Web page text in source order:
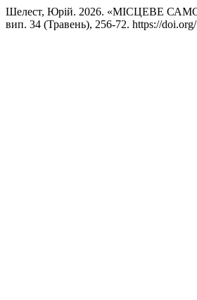
Шелест, Юрій. 2026. «МІСЦЕВЕ
вип. 34 (Травень), 256-72. https://